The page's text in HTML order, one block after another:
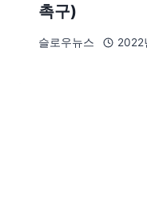
촉구)
슬로우뉴스 2022